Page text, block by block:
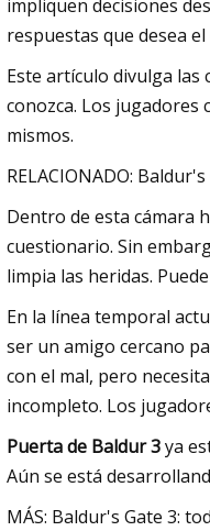
impliquen decisiones
respuestas que desea
Este artículo divulga
conozca. Los jugadores
mismos.
RELACIONADO:
Dentro de esta cámara
cuestionario. Sin
limpia las heridas.
En la línea temporal
ser un amigo cercano
con el mal, pero
incompleto. Los
Puerta de Baldur 3ya
Aún se está
MÁS: Baldur's Gate 3: